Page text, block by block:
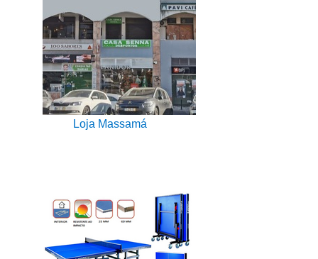
Loja Massamá